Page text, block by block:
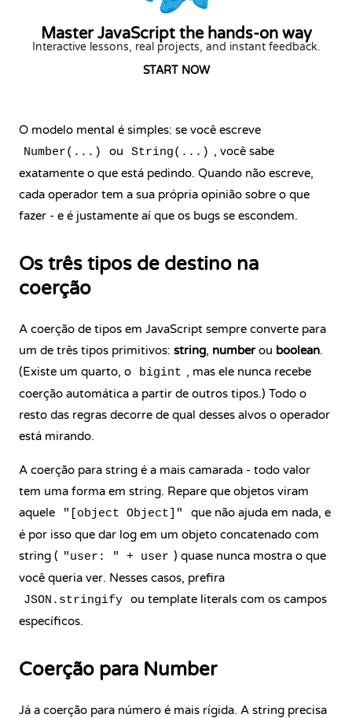
Master JavaScript the hands-on way
Interactive lessons, real projects, and instant feedback.
START NOW
O modelo mental é simples: se você escreve
Number(...) ou String(...) , você sabe
exatamente o que está pedindo. Quando não escreve,
cada operador tem a sua própria opinião sobre o que
fazer - e é justamente aí que os bugs se escondem.
Os três tipos de destino na
coerção
A coerção de tipos em JavaScript sempre converte para
um de três tipos primitivos: string, numberou boolean.
(Existe um quarto, o
bigint , mas ele nunca recebe
coerção automática a partir de outros tipos.) Todo o
resto das regras decorre de qual desses alvos o operador
está mirando.
A coerção para string é a mais camarada - todo valor
tem uma forma em string. Repare que objetos viram
aquele
"[object Object]"
que não ajuda em nada, e
é por isso que dar log em um objeto concatenado com
string ( "user: " + user ) quase nunca mostra o que
você queria ver. Nesses casos, prefira
JSON.stringify ou template literals com os campos
específicos.
Coerção para Number
Já a coerção para número é mais rígida. A string precisa